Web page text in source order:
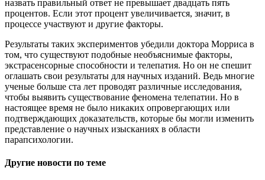
назвать правильный ответ не превышает двадцать пять
процентов. Если этот процент увеличивается, значит, в
процессе участвуют и другие факторы.
Результаты таких экспериментов убедили доктора Морриса в
том, что существуют подобные необъяснимые факторы,
экстрасенсорные способности и телепатия. Но он не спешит
оглашать свои результаты для научных изданий. Ведь многие
ученые больше ста лет проводят различные исследования,
чтобы выявить существование феномена телепатии. Но в
настоящее время не было никаких опровергающих или
подтверждающих доказательств, которые бы могли изменить
представление о научных изысканиях в области
парапсихологии.
Другие новости по теме